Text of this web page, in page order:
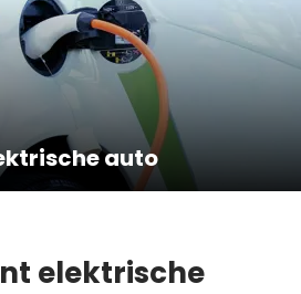
auto
elektrische